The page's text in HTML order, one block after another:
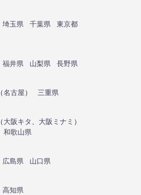
埼玉県 千葉県
東京都
福井県 山梨県
長野県
（名古屋）
三重県
（大阪キタ 大阪ミナミ ）
和歌山県
広島県
山口県
高知県